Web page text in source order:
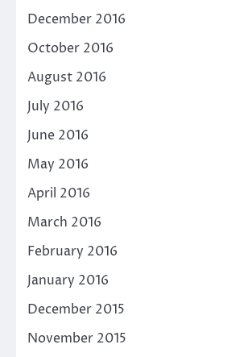
December 2016
October 2016
August 2016
July 2016
June 2016
May 2016
April 2016
March 2016
February 2016
January 2016
December 2015
November 2015